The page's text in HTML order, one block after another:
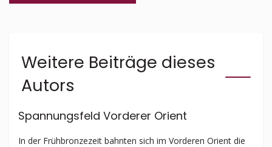
Weitere Beiträge dieses
Autors
Spannungsfeld Vorderer Orient
In der Frühbronzezeit bahnten sich im Vorderen Orient die